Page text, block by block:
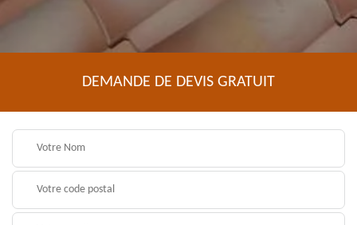
DEMANDE DE DEVIS GRATUIT